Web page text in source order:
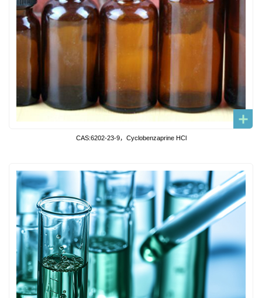
CAS:6202-23-9，Cyclobenzaprine HCl